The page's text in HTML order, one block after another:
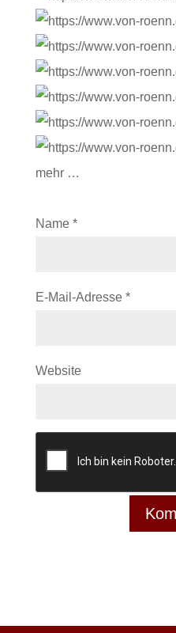
mehr …
Name *
E-Mail-Adresse *
Website